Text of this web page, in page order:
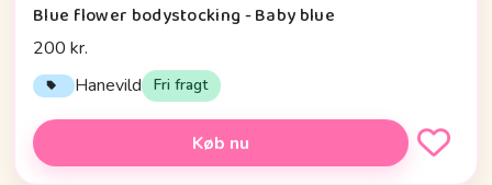
Blue flower bodystocking - Baby blue
200 kr.
Hanevild Fri fragt
Køb nu